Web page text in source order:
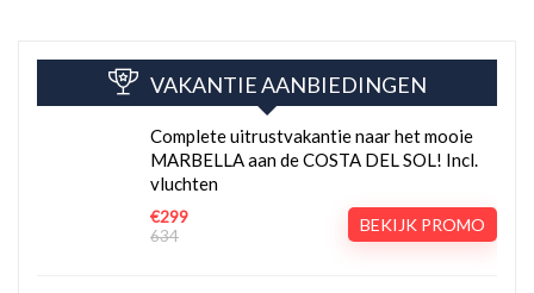
VAKANTIE AANBIEDINGEN
Complete uitrustvakantie naar het mooie
MARBELLA aan de COSTA DEL SOL! Incl.
vluchten
€299
634
BEKIJK PROMO